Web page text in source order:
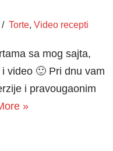
Torte, Video recepti
sa mog sajta,
video 🙂 Pri dnu vam
i pravougaonim
»